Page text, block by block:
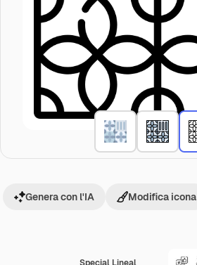
Genera con l'IA Modifica icona